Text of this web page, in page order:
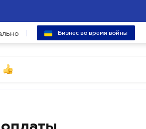
Бизнес во время войны